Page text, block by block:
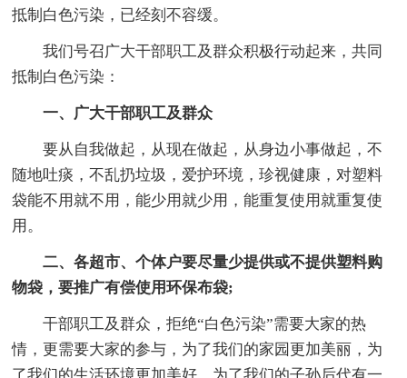
抵制白色污染，已经刻不容缓。
我们号召广大干部职工及群众积极行动起来，共同
抵制白色污染：
一、广大干部职工及群众
要从自我做起，从现在做起，从身边小事做起，不
随地吐痰，不乱扔垃圾，爱护环境，珍视健康，对塑料
袋能不用就不用，能少用就少用，能重复使用就重复使
用。
二、各超市、个体户要尽量少提供或不提供塑料购
物袋，要推广有偿使用环保布袋;
干部职工及群众，拒绝“白色污染”需要大家的热
情，更需要大家的参与，为了我们的家园更加美丽，为